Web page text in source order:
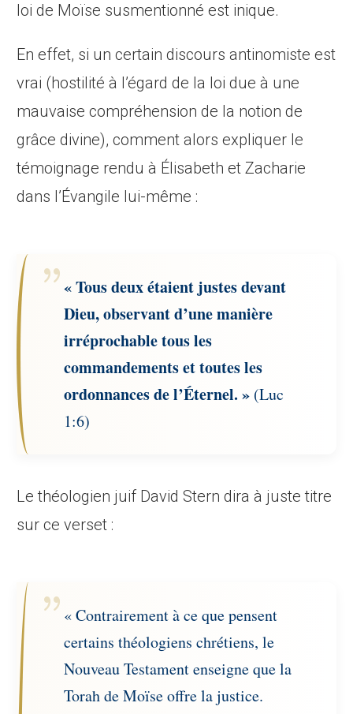
loi de Moïse susmentionné est inique.
En effet, si un certain discours antinomiste est
vrai (hostilité à l’égard de la loi due à une
mauvaise compréhension de la notion de
grâce divine), comment alors expliquer le
témoignage rendu à Élisabeth et Zacharie
dans l’Évangile lui-même :
« Tous deux étaient justes devant
Dieu, observant d’une manière
irréprochable tous les
commandements et toutes les
ordonnances de l’Éternel. » (Luc
1:6)
Le théologien juif David Stern dira à juste titre
sur ce verset :
« Contrairement à ce que pensent
certains théologiens chrétiens, le
Nouveau Testament enseigne que la
Torah de Moïse offre la justice.